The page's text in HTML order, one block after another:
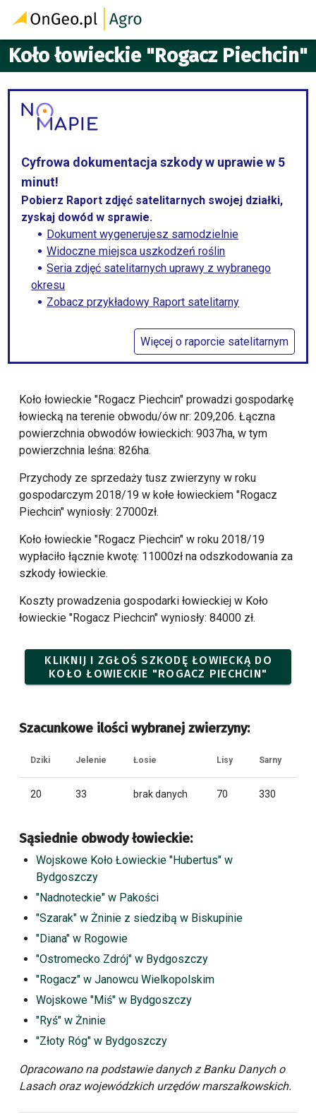
Koło łowieckie "Rogacz Piechcin"
Cyfrowa dokumentacja szkody w uprawie w 5
minut!
Pobierz Raport zdjęć satelitarnych swojej działki,
zyskaj dowód w sprawie.
Dokument wygenerujesz samodzielnie
Widoczne miejsca uszkodzeń roślin
Seria zdjęć satelitarnych uprawy z wybranego
okresu
Zobacz przykładowy Raport satelitarny
Więcej o raporcie satelitarnym
Koło łowieckie "Rogacz Piechcin" prowadzi gospodarkę
łowiecką na terenie obwodu/ów nr: 209,206. Łączna
powierzchnia obwodów łowieckich: 9037ha, w tym
powierzchnia leśna: 826ha.
Przychody ze sprzedaży tusz zwierzyny w roku
gospodarczym 2018/19 w kołe łowieckiem "Rogacz
Piechcin" wyniosły: 27000zł.
Koło łowieckie "Rogacz Piechcin" w roku 2018/19
wypłaciło łącznie kwotę: 11000zł na odszkodowania za
szkody łowieckie.
Koszty prowadzenia gospodarki łowieckiej w Koło
łowieckie "Rogacz Piechcin" wyniosły: 84000 zł.
KLIKNIJ I ZGŁOŚ SZKODĘ ŁOWIECKĄ DO
KOŁO ŁOWIECKIE "ROGACZ PIECHCIN"
Szacunkowe ilości wybranej zwierzyny:
Dziki Jelenie Łosie Lisy Sarny
20 33 brak danych 70 330
Sąsiednie obwody łowieckie:
Wojskowe Koło Łowieckie "Hubertus" w
Bydgoszczy
"Nadnoteckie" w Pakości
"Szarak" w Żninie z siedzibą w Biskupinie
"Diana" w Rogowie
"Ostromecko Zdrój" w Bydgoszczy
"Rogacz" w Janowcu Wielkopolskim
Wojskowe "Miś" w Bydgoszczy
"Ryś" w Żninie
"Złoty Róg" w Bydgoszczy
Opracowano na podstawie danych z Banku Danych o
Lasach oraz wojewódzkich urzędów marszałkowskich.